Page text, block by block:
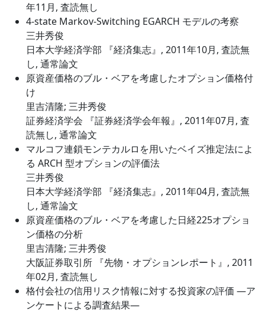
年11月, 査読無し
4-state Markov-Switching EGARCH モデルの考察
三井秀俊
日本大学経済学部 『経済集志』, 2011年10月, 査読無
し, 通常論文
原資産価格のブル・ベアを考慮したオプション価格付
け
里吉清隆; 三井秀俊
証券経済学会 『証券経済学会年報』, 2011年07月, 査
読無し, 通常論文
マルコフ連鎖モンテカルロを用いたベイズ推定法によ
る ARCH 型オプションの評価法
三井秀俊
日本大学経済学部 『経済集志』, 2011年04月, 査読無
し, 通常論文
原資産価格のブル・ベアを考慮した日経225オプショ
ン価格の分析
里吉清隆; 三井秀俊
大阪証券取引所 『先物・オプションレポート』, 2011
年02月, 査読無し
格付会社の信用リスク情報に対する投資家の評価 ―ア
ンケートによる調査結果―